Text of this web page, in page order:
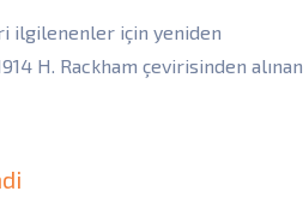
ilgilenenler için yeniden
H. Rackham çevirisinden alınan